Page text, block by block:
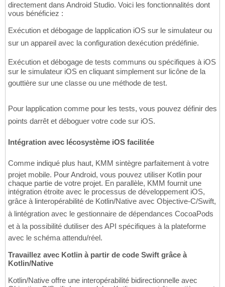
directement dans Android Studio. Voici les fonctionnalités dont
vous bénéficiez :
Exécution et débogage de lapplication iOS sur le simulateur ou
sur un appareil avec la configuration dexécution prédéfinie.
Exécution et débogage de tests communs ou spécifiques à iOS
sur le simulateur iOS en cliquant simplement sur licône de la
gouttière sur une classe ou une méthode de test.
Pour lapplication comme pour les tests, vous pouvez définir des
points darrêt et déboguer votre code sur iOS.
Intégration avec lécosystème iOS facilitée
Comme indiqué plus haut, KMM sintègre parfaitement à votre
projet mobile. Pour Android, vous pouvez utiliser Kotlin pour
chaque partie de votre projet. En parallèle, KMM fournit une
intégration étroite avec le processus de développement iOS,
grâce à linteropérabilité de Kotlin/Native avec Objective-C/Swift,
à lintégration avec le gestionnaire de dépendances CocoaPods
et à la possibilité dutiliser des API spécifiques à la plateforme
avec le schéma attendu/réel.
Travaillez avec Kotlin à partir de code Swift grâce à
Kotlin/Native
Kotlin/Native offre une interopérabilité bidirectionnelle avec